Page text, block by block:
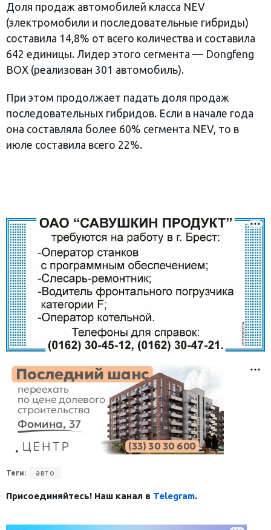
Доля продаж автомобилей класса NEV
(электромобили и последовательные гибриды)
составила 14,8% от всего количества и составила
642 единицы. Лидер этого сегмента — Dongfeng
BOX (реализован 301 автомобиль).
При этом продолжает падать доля продаж
последовательных гибридов. Если в начале года
она составляла более 60% сегмента NEV, то в
июле составила всего 22%.
Теги: авто
Присоединяйтесь! Наш канал в Telegram.